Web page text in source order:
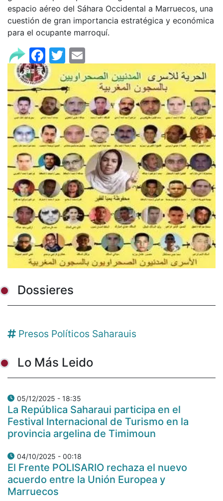
espacio aéreo del Sáhara Occidental a Marruecos, una
cuestión de gran importancia estratégica y económica
para el ocupante marroquí.
Facebook
Twitter
Dossieres
Presos Políticos Saharauis
Lo Más Leido
05/12/2025 - 18:35
La República Saharaui participa en el
Festival Internacional de Turismo en la
provincia argelina de Timimoun
04/10/2025 - 00:18
El Frente POLISARIO rechaza el nuevo
acuerdo entre la Unión Europea y
Marruecos